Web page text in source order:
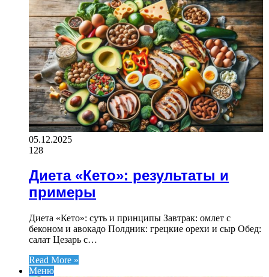
05.12.2025
128
Диета «Кето»: результаты и
примеры
Диета «Кето»: суть и принципы Завтрак: омлет с
беконом и авокадо Полдник: грецкие орехи и сыр Обед:
салат Цезарь с…
Read More »
Меню